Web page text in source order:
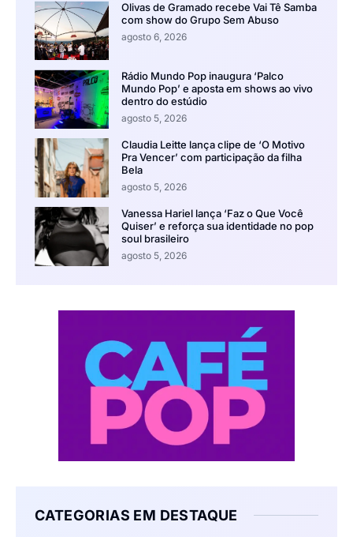
Olivas de Gramado recebe Vai Tê Samba
com show do Grupo Sem Abuso
agosto 6, 2026
Rádio Mundo Pop inaugura ‘Palco
Mundo Pop’ e aposta em shows ao vivo
dentro do estúdio
agosto 5, 2026
Claudia Leitte lança clipe de ‘O Motivo
Pra Vencer’ com participação da filha
Bela
agosto 5, 2026
Vanessa Hariel lança ‘Faz o Que Você
Quiser’ e reforça sua identidade no pop
soul brasileiro
agosto 5, 2026
CATEGORIAS EM DESTAQUE